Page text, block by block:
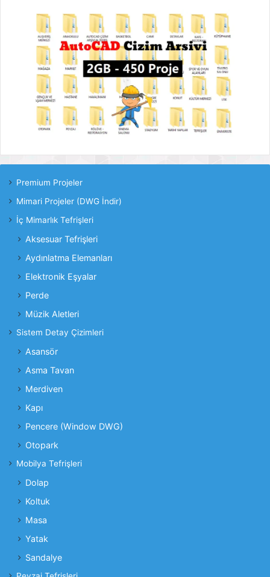
Premium Projeler
Mimari Projeler (DWG İndir)
İç Mimarlık Tefrişleri
Aksesuar Tefrişleri
Aydınlatma Elemanları
Elektronik Eşyalar
Perde
Müzik Aletleri
Sistem Detay Çizimleri
Asansör
Asma Tavan
Merdiven
Kapı
Pencere (Window DWG)
Otopark
Mobilya Tefrişleri
Dolap
Koltuk
Masa
Yatak
Sandalye